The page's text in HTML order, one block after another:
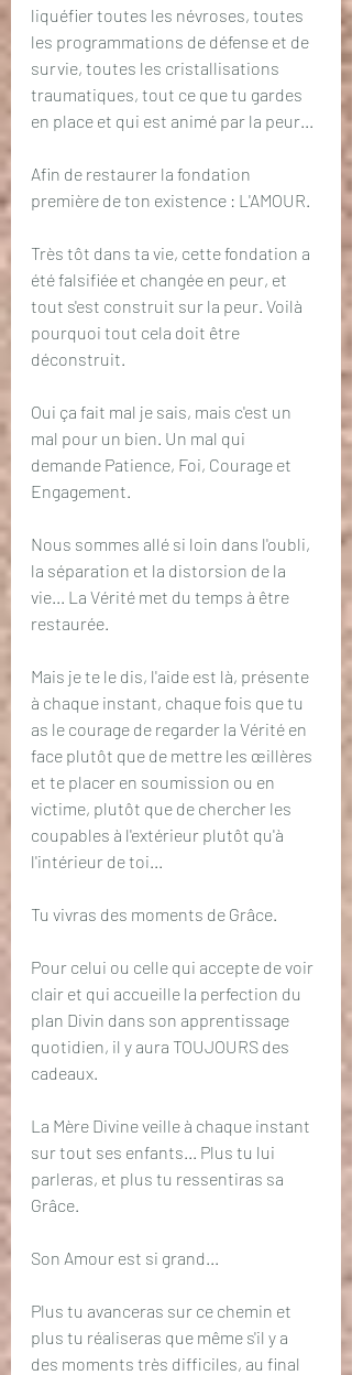
liquéfier toutes les névroses, toutes
les programmations de défense et de
survie, toutes les cristallisations
traumatiques, tout ce que tu gardes
en place et qui est animé par la peur...
Afin de restaurer la fondation
première de ton existence : L'AMOUR.
Très tôt dans ta vie, cette fondation a
été falsifiée et changée en peur, et
tout s'est construit sur la peur. Voilà
pourquoi tout cela doit être
déconstruit.
Oui ça fait mal je sais, mais c'est un
mal pour un bien. Un mal qui
demande Patience, Foi, Courage et
Engagement.
Nous sommes allé si loin dans l'oubli,
la séparation et la distorsion de la
vie... La Vérité met du temps à être
restaurée.
Mais je te le dis, l'aide est là, présente
à chaque instant, chaque fois que tu
as le courage de regarder la Vérité en
face plutôt que de mettre les œillères
et te placer en soumission ou en
victime, plutôt que de chercher les
coupables à l'extérieur plutôt qu'à
l'intérieur de toi...
Tu vivras des moments de Grâce.
Pour celui ou celle qui accepte de voir
clair et qui accueille la perfection du
plan Divin dans son apprentissage
quotidien, il y aura TOUJOURS des
cadeaux.
La Mère Divine veille à chaque instant
sur tout ses enfants... Plus tu lui
parleras, et plus tu ressentiras sa
Grâce.
Son Amour est si grand...
Plus tu avanceras sur ce chemin et
plus tu réaliseras que même s'il y a
des moments très difficiles, au final